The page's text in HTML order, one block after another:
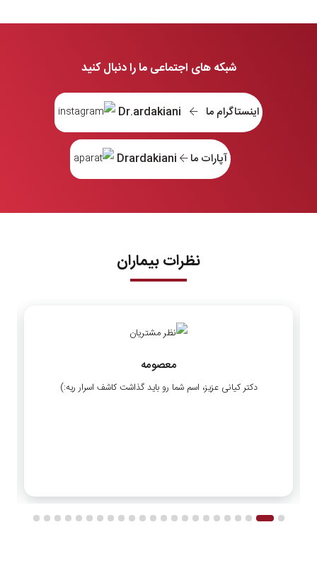
شبکه های اجتماعی ما را دنبال کنید
اینستاگرام ما Dr.ardakiani
آپارات ما Drardakiani
نظرات بیماران
معصومه
دکتر کیانی عزیز، اسم شما رو باید گذاشت کاشف اسرار ریه:)